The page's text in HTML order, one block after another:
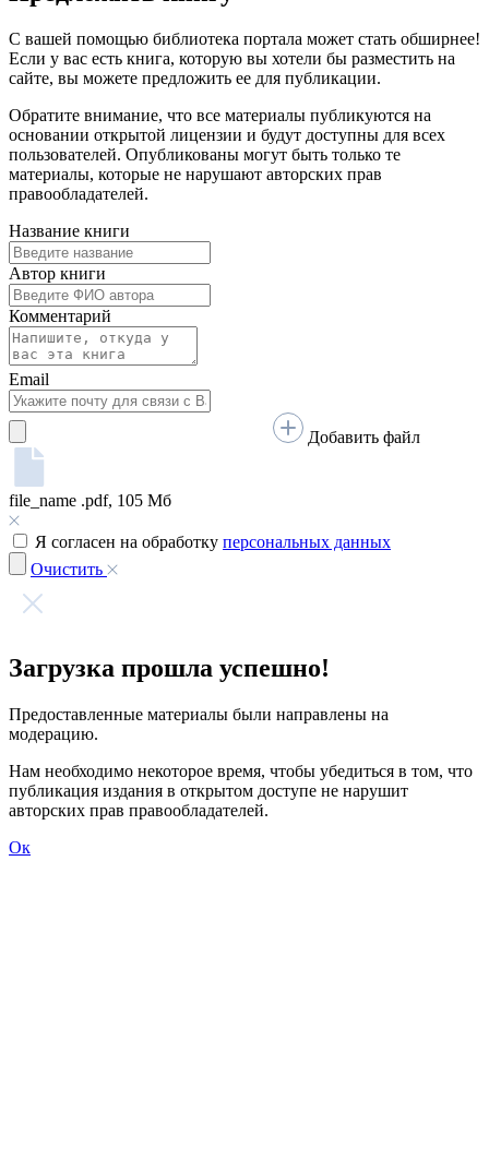
Добавить файл
file_name .pdf, 105 Мб
Я согласен на обработкуперсональных данных
Очистить
Загрузка прошла успешно!
Предоставленные материалы были направлены на
модерацию.
Нам необходимо некоторое время, чтобы убедиться в том, что
публикация издания в открытом доступе не нарушит
авторских прав правообладателей.
Ок